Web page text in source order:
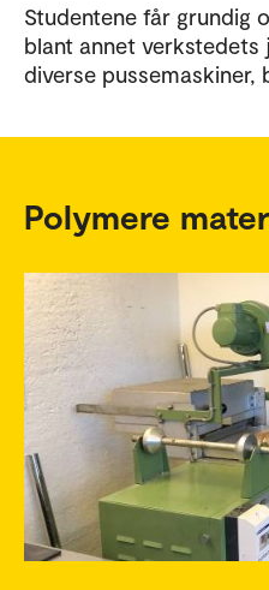
Studentene får grundig
blant annet verkstedets
diverse
Polymere